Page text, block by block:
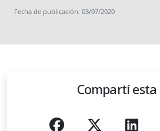
Fecha de publicación: 03/07/2020
Compartí